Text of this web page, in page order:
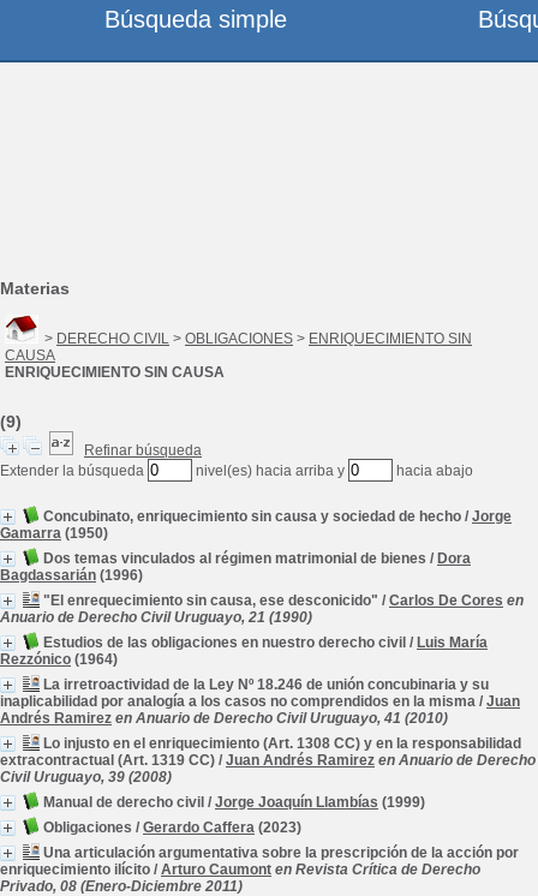
Materias
> DERECHO CIVIL > OBLIGACIONES > ENRIQUECIMIENTO SIN
CAUSA
ENRIQUECIMIENTO SIN CAUSA
(9)
Refinar búsqueda
Extender la búsqueda
nivel(es) hacia arriba y hacia abajo
Concubinato, enriquecimiento sin causa y sociedad de hecho / Jorge
Gamarra (1950)
Dos temas vinculados al régimen matrimonial de bienes / Dora
Bagdassarián (1996)
"El enrequecimiento sin causa, ese desconicido" / Carlos De Cores en
Anuario de Derecho Civil Uruguayo, 21 (1990)
Estudios de las obligaciones en nuestro derecho civil / Luis María
Rezzónico (1964)
La irretroactividad de la Ley Nº 18.246 de unión concubinaria y su
inaplicabilidad por analogía a los casos no comprendidos en la misma / Juan
Andrés Ramirez en Anuario de Derecho Civil Uruguayo, 41 (2010)
Lo injusto en el enriquecimiento (Art. 1308 CC) y en la responsabilidad
extracontractual (Art. 1319 CC) / Juan Andrés Ramirez en Anuario de Derecho
Civil Uruguayo, 39 (2008)
Manual de derecho civil / Jorge Joaquín Llambías (1999)
Obligaciones / Gerardo Caffera (2023)
Una articulación argumentativa sobre la prescripción de la acción por
enriquecimiento ilícito / Arturo Caumont en Revista Crítica de Derecho
Privado, 08 (Enero-Diciembre 2011)
Búsqueda simple